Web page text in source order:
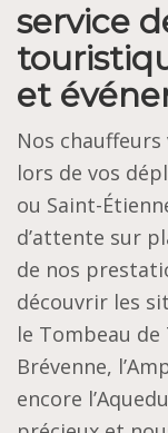
service
et
Nos
lors de vos
ou Saint-
d’attente sur
de nos
découvrir les
le Tombeau de
Brévenne,
encore